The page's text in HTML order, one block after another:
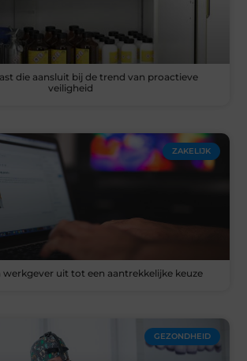
die aansluit bij de trend van proactieve
veiligheid
ZAKELIJK
werkgever uit tot een aantrekkelijke keuze
GEZONDHEID